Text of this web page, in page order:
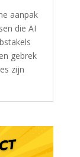
aanpak
die AI
gebrek
zijn